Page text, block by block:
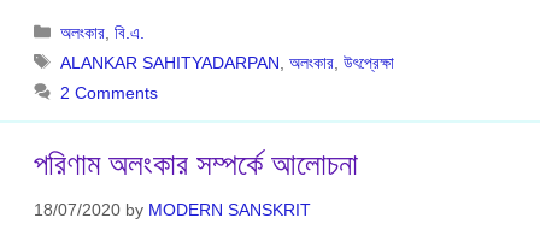
Categories
অলংকার ,বি.এ.
Tags
ALANKAR SAHITYADARPAN ,অলংকার ,উৎপ্রেক্ষা
2 Comments
পরিণাম অলংকার সম্পর্কে আলোচনা
18/07/2020 by MODERN SANSKRIT